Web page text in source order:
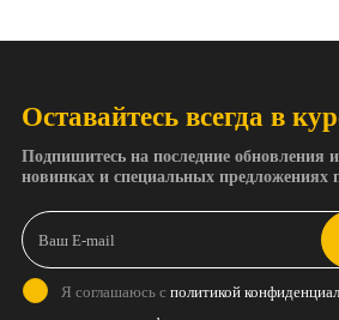
Оставайтесь всегда в
Подпишитесь на последние обновления
новинках и специальных предложениях
Я соглашаюсь с политикой